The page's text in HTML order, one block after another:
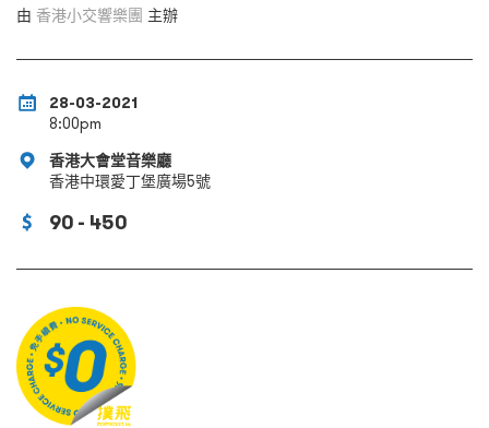
由 香港小交響樂團 主辦
28-03-2021
8:00pm
香港大會堂音樂廳
香港中環愛丁堡廣場5號
90 - 450